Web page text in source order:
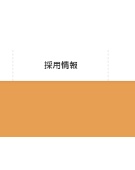
採用情報